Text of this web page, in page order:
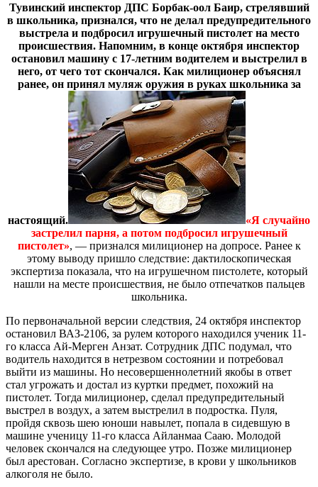
Тувинский инспектор ДПС Борбак-оол Баир, стрелявший
в школьника, признался, что не делал предупредительного
выстрела и подбросил игрушечный пистолет на место
происшествия. Напомним, в конце октября инспектор
остановил машину с 17-летним водителем и выстрелил в
него, от чего тот скончался. Как милиционер объяснял
ранее, он принял муляж оружия в руках школьника за
настоящий.
«Я случайно
застрелил парня, а потом подбросил игрушечный
пистолет», — признался милиционер на допросе. Ранее к
этому выводу пришло следствие: дактилоскопическая
экспертиза показала, что на игрушечном пистолете, который
нашли на месте происшествия, не было отпечатков пальцев
школьника.
По первоначальной версии следствия, 24 октября инспектор
остановил ВАЗ-2106, за рулем которого находился ученик 11-
го класса Ай-Мерген Анзат. Сотрудник ДПС подумал, что
водитель находится в нетрезвом состоянии и потребовал
выйти из машины. Но несовершеннолетний якобы в ответ
стал угрожать и достал из куртки предмет, похожий на
пистолет. Тогда милиционер, сделал предупредительный
выстрел в воздух, а затем выстрелил в подростка. Пуля,
пройдя сквозь шею юноши навылет, попала в сидевшую в
машине ученицу 11-го класса Айланмаа Сааю. Молодой
человек скончался на следующее утро. Позже милиционер
был арестован. Согласно экспертизе, в крови у школьников
алкоголя не было.